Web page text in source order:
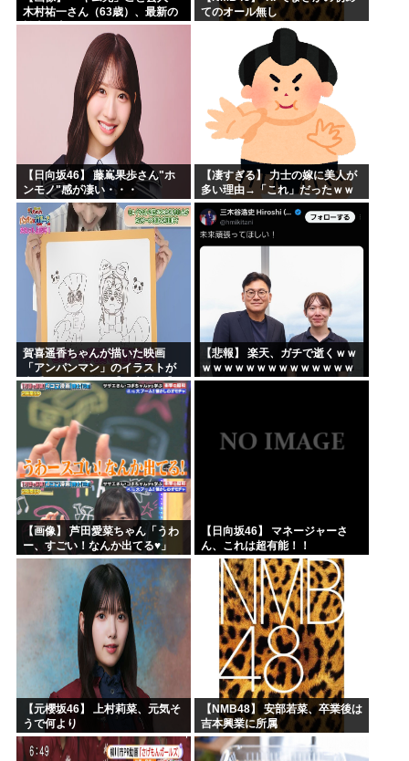
木村祐一さん（63歳）、最新の
松本人志さんとのツーショット
が完全に別人だとネット騒然！
「マジで誰かわからん」...
てのオール無し
【日向坂46】 藤嶌果歩さん"ホ
ンモノ"感が凄い・・・
【凄すぎる】 力士の嫁に美人が
多い理由→「これ」だったｗｗ
ｗｗｗｗｗ
賀喜遥香ちゃんが描いた映画
「アンパンマン」のイラストが
上手すぎる！！！【乃木坂46】
【悲報】 楽天、ガチで逝くｗｗ
ｗｗｗｗｗｗｗｗｗｗｗｗｗｗ
ｗｗｗｗ
【画像】 芦田愛菜ちゃん「うわ
ー、すごい！なんか出てる♥」
【日向坂46】 マネージャーさ
ん、これは超有能！！
【元櫻坂46】 上村莉菜、元気そ
うで何より
【NMB48】 安部若菜、卒業後は
吉本興業に所属